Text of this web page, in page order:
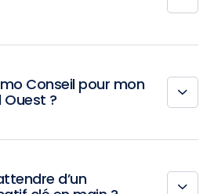
Conseil pour mon
?
d’un